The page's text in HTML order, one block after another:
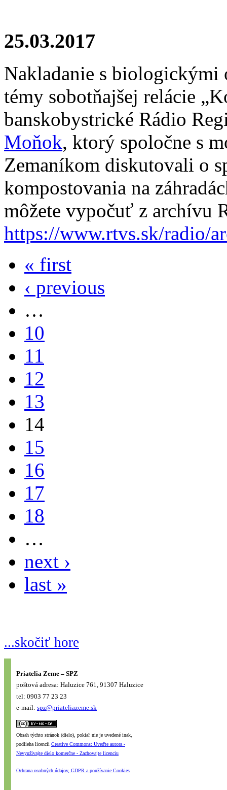
25.03.2017
Nakladanie s biologickými
témy sobotňajšej relácie
banskobystrické Rádio
Moňok, ktorý spoločne s
Zemaníkom diskutovali o
kompostovania na
môžete vypočuť z archívu
https://www.rtvs.sk/radio/
« first
‹ previous
…
10
11
12
13
14
15
16
17
18
…
next ›
last »
...skočiť hore
Priatelia Zeme – SPZ
poštová adresa: Haluzice 761, 91307 Haluzice
tel: 0903 77 23 23
e-mail: spz@priateliazeme.sk
Obsah týchto stránok (dielo), pokiaľ nie je uvedené inak,
podlieha licencii Creative Commons: Uveďte autora -
Nevyužívajte dielo komerčne - Zachovajte licenciu
Ochrana osobných údajov, GDPR a používanie Cookies